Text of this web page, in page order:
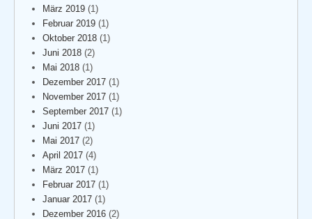
März 2019 (1)
Februar 2019 (1)
Oktober 2018 (1)
Juni 2018 (2)
Mai 2018 (1)
Dezember 2017 (1)
November 2017 (1)
September 2017 (1)
Juni 2017 (1)
Mai 2017 (2)
April 2017 (4)
März 2017 (1)
Februar 2017 (1)
Januar 2017 (1)
Dezember 2016 (2)